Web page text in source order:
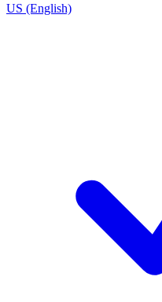
US (English)